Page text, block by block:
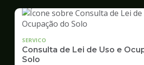
SERVICO
Consulta de Lei de Uso e
Solo